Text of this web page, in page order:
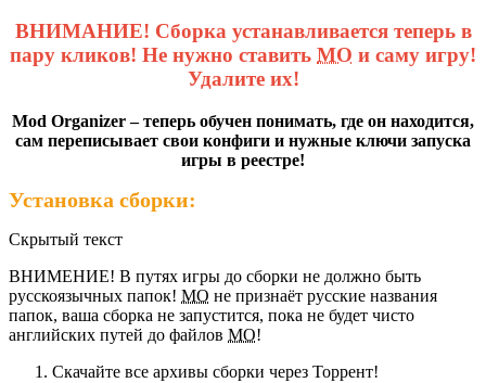
ВНИМАНИЕ! Сборка устанавливается теперь в
пару кликов! Не нужно ставить МО и саму игру!
Удалите их!
Mod Organizer – теперь обучен понимать, где он находится,
сам переписывает свои конфиги и нужные ключи запуска
игры в реестре!
Установка сборки:
Скрытый текст
ВНИМЕНИЕ! В путях игры до сборки не должно быть
русскоязычных папок! МО не признаёт русские названия
папок, ваша сборка не запустится, пока не будет чисто
английских путей до файлов МО!
Скачайте все архивы сборки через Торрент!